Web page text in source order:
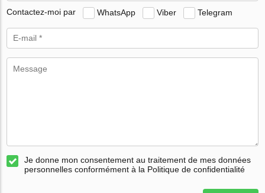
Contactez-moi par WhatsApp Viber Telegram
Je donne mon consentement au traitement de mes données
personnelles conformément à la Politique de confidentialité